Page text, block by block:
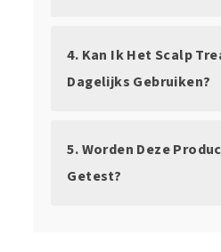
4. Kan Ik Het Scalp
Dagelijks Gebruiken?
5. Worden Deze
Getest?